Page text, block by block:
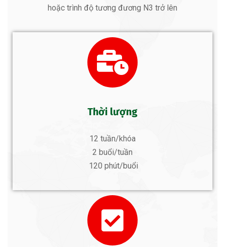
hoặc trình độ tương đương N3 trở lên
Thời lượng
12 tuần/khóa
2 buổi/tuần
120 phút/buổi